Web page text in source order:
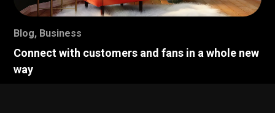
Blog, Business
Connect with customers and fans in a whole new
way